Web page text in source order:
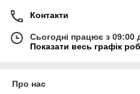
Контакти
Сьогодні працює з 09:00
Показати весь графік
Про нас